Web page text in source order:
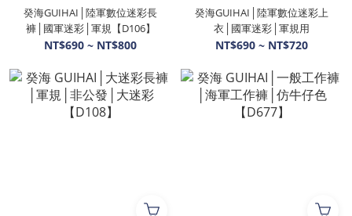
癸海GUIHAI│陸軍數位迷彩長
褲│國軍迷彩│軍規【D106】
NT$690 ~ NT$800
癸海GUIHAI│陸軍數位迷彩上
衣│國軍迷彩│軍規用
NT$690 ~ NT$720